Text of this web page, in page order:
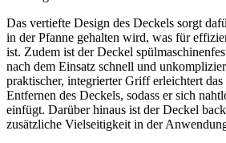
Das vertiefte Design des Deckels sorgt
in der Pfanne gehalten wird, was für
ist. Zudem ist der Deckel
nach dem Einsatz schnell und
praktischer, integrierter Griff erleichtert
Entfernen des Deckels, sodass er sich
einfügt. Darüber hinaus ist der Deckel
zusätzliche Vielseitigkeit in der